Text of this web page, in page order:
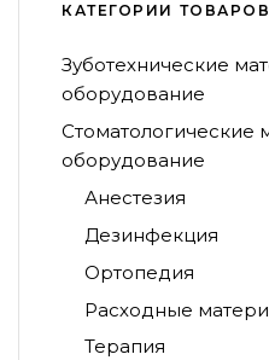
КАТЕГОРИИ ТОВАРОВ
Зуботехнические
оборудование
Стоматологические
оборудование
Анестезия
Дезинфекция
Ортопедия
Расходные
Терапия